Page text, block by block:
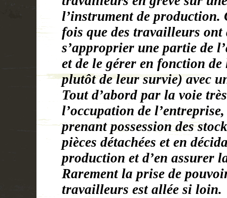
l’instrument de production.
fois que des travailleurs ont
s’approprier une partie de
et de le gérer en fonction
plutôt de leur survie) avec
Tout d’abord par la voie
l’occupation de
prenant possession des
pièces détachées et en
production et d’en assurer
Rarement la prise de
travailleurs est allée si loin.